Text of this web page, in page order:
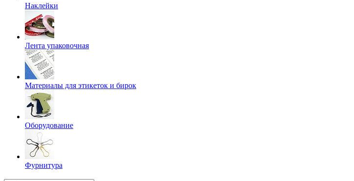
Наклейки
Лента упаковочная
Материалы для этикеток и бирок
Оборудование
Фурнитура